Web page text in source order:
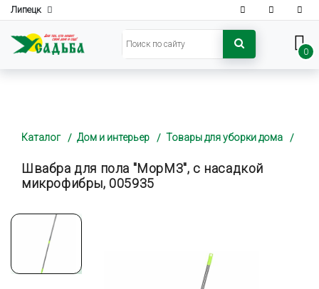
Липецк
0
Каталог Дом и интерьер Товары для уборки дома
Швабра для пола "MopM3", с насадкой
микрофибры, 005935